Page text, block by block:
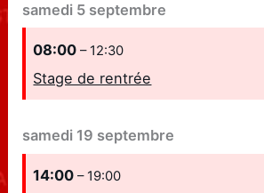
samedi 5 septembre
08:00– 12:30
Stage de rentrée
samedi 19 septembre
14:00– 19:00